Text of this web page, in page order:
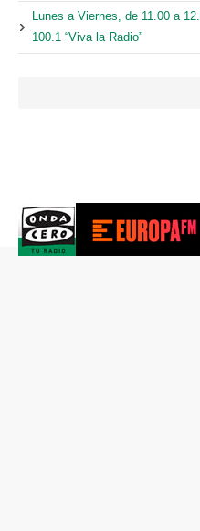
Lunes a Viernes, de 11.00 a
100.1 “Viva la Radio”